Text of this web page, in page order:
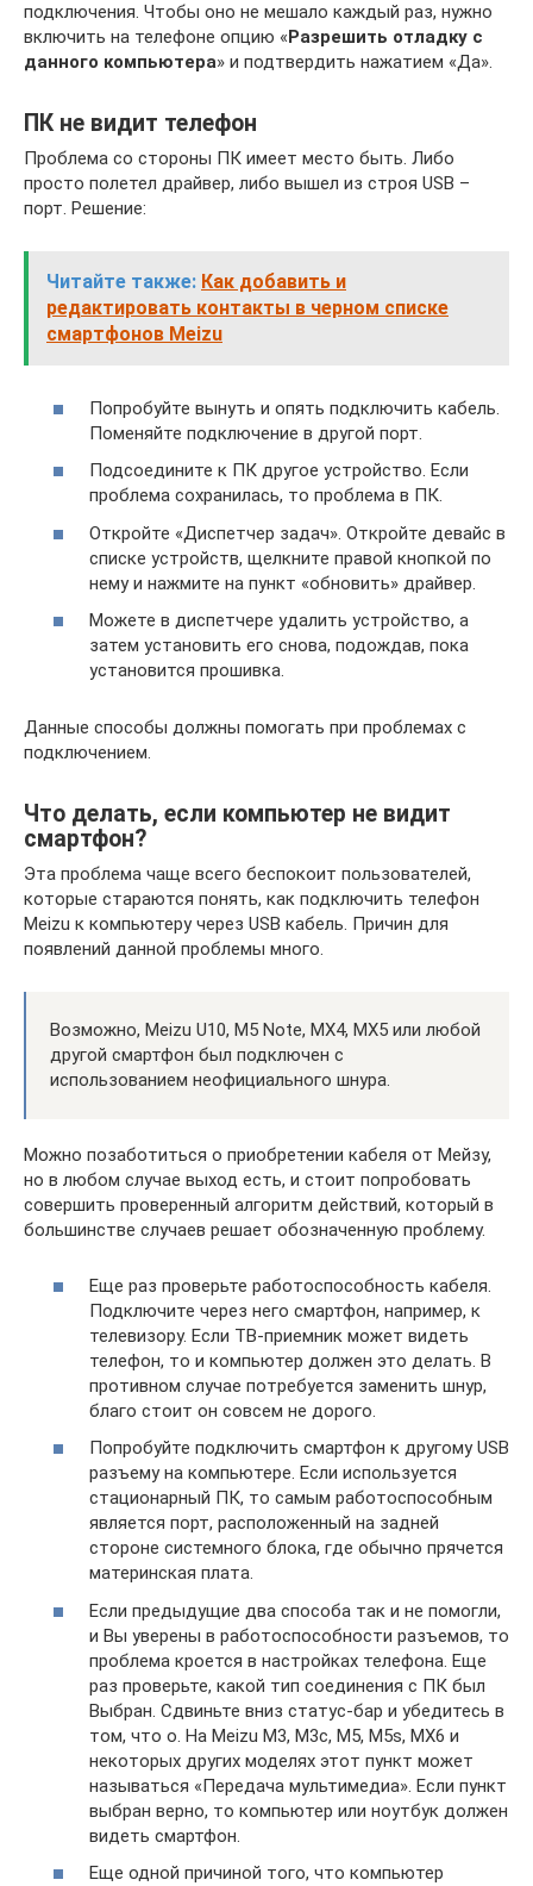
подключения. Чтобы оно не мешало каждый раз, нужно
включить на телефоне опцию «Разрешить отладку с
данного компьютера» и подтвердить нажатием «Да».
ПК не видит телефон
Проблема со стороны ПК имеет место быть. Либо
просто полетел драйвер, либо вышел из строя USB –
порт. Решение:
Читайте также: Как добавить и
редактировать контакты в черном списке
смартфонов Meizu
Попробуйте вынуть и опять подключить кабель.
Поменяйте подключение в другой порт.
Подсоедините к ПК другое устройство. Если
проблема сохранилась, то проблема в ПК.
Откройте «Диспетчер задач». Откройте девайс в
списке устройств, щелкните правой кнопкой по
нему и нажмите на пункт «обновить» драйвер.
Можете в диспетчере удалить устройство, а
затем установить его снова, подождав, пока
установится прошивка.
Данные способы должны помогать при проблемах с
подключением.
Что делать, если компьютер не видит
смартфон?
Эта проблема чаще всего беспокоит пользователей,
которые стараются понять, как подключить телефон
Meizu к компьютеру через USB кабель. Причин для
появлений данной проблемы много.
Возможно, Meizu U10, M5 Note, МХ4, МХ5 или любой
другой смартфон был подключен с
использованием неофициального шнура.
Можно позаботиться о приобретении кабеля от Мейзу,
но в любом случае выход есть, и стоит попробовать
совершить проверенный алгоритм действий, который в
большинстве случаев решает обозначенную проблему.
Еще раз проверьте работоспособность кабеля.
Подключите через него смартфон, например, к
телевизору. Если ТВ-приемник может видеть
телефон, то и компьютер должен это делать. В
противном случае потребуется заменить шнур,
благо стоит он совсем не дорого.
Попробуйте подключить смартфон к другому USB
разъему на компьютере. Если используется
стационарный ПК, то самым работоспособным
является порт, расположенный на задней
стороне системного блока, где обычно прячется
материнская плата.
Если предыдущие два способа так и не помогли,
и Вы уверены в работоспособности разъемов, то
проблема кроется в настройках телефона. Еще
раз проверьте, какой тип соединения с ПК был
Выбран. Сдвиньте вниз статус-бар и убедитесь в
том, что о. На Meizu М3, М3с, М5, М5s, МХ6 и
некоторых других моделях этот пункт может
называться «Передача мультимедиа». Если пункт
выбран верно, то компьютер или ноутбук должен
видеть смартфон.
Еще одной причиной того, что компьютер